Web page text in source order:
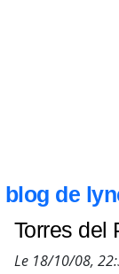
blog de
Torres del
Le 18/10/08,